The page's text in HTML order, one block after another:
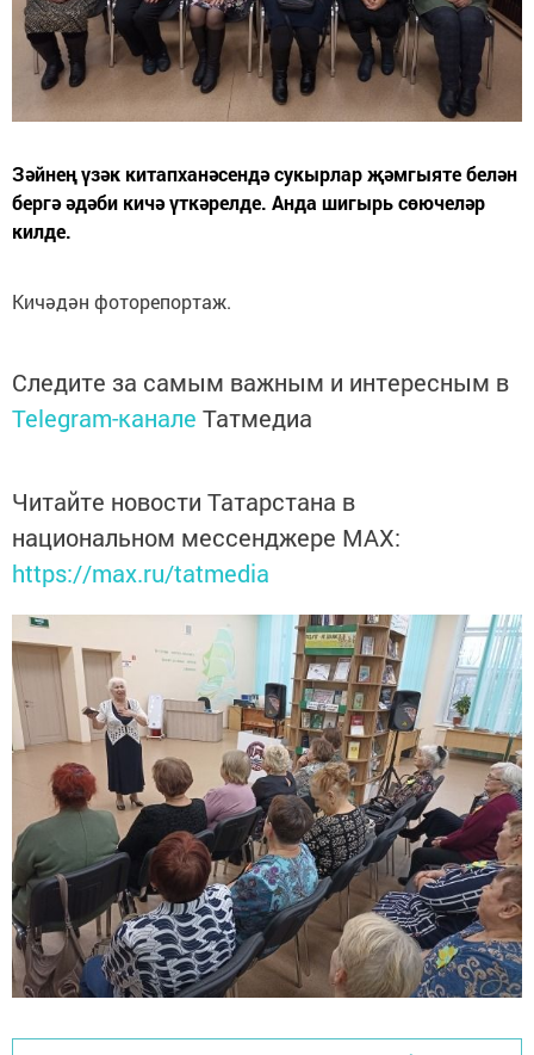
Зәйнең үзәк китапханәсендә сукырлар җәмгыяте белән
бергә әдәби кичә үткәрелде. Анда шигырь сөючеләр
килде.
Кичәдән фоторепортаж.
Следите за самым важным и интересным в
Telegram-канале Татмедиа
Читайте новости Татарстана в
национальном мессенджере MАХ:
https://max.ru/tatmedia